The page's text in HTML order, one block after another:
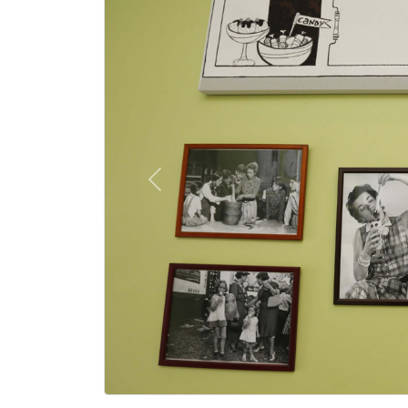
Previous